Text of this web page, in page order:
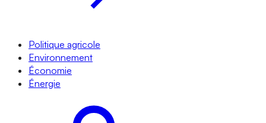
Politique agricole
Environnement
Économie
Énergie